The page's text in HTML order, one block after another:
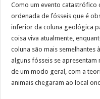
Como um evento catastrófico
ordenada de fósseis que é
inferior da coluna geológica
coisa viva atualmente,
coluna são mais semelhantes
alguns fósseis se apresentam
de um modo geral, com a
animais chegaram ao local